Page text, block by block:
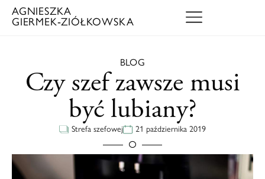
AGNIESZKA
GIERMEK‑ZIÓŁKOWSKA
BLOG
Czy szef zawsze musi
być lubiany?
Strefa szefowej 21 października 2019